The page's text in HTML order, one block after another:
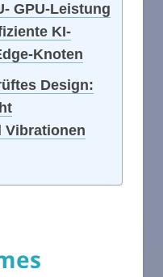
GPU-Leistung
KI-
Knoten
Design:
Vibrationen